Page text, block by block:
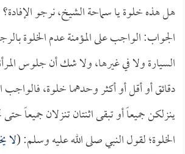
هل هذه خلوة يا سماحة الشيخ، نرجو الإفادة؟
الجواب: الواجب على المؤمنة عدم الخلوة
السيارة ولا في غيرها، ولا شك أن جلوس
دقائق أو أقل أو أكثر وحدهما خلوة، فالواجب
ينزلكن جميعاً أو تبقى اثنتان تنزلان جميعاً
الخلوة؛ لقول النبي صلى الله عليه وسلم: (لا